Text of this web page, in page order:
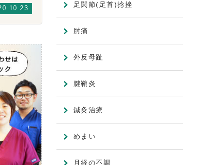
足関節(足首)捻挫
肘痛
外反母趾
腱鞘炎
鍼灸治療
めまい
月経の不調